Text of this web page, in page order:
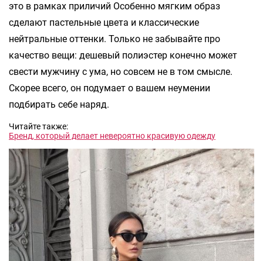
это в рамках приличий Особенно мягким образ
сделают пастельные цвета и классические
нейтральные оттенки. Только не забывайте про
качество вещи: дешевый полиэстер конечно может
свести мужчину с ума, но совсем не в том смысле.
Скорее всего, он подумает о вашем неумении
подбирать себе наряд.
Читайте также:
Бренд, который делает невероятно красивую одежду